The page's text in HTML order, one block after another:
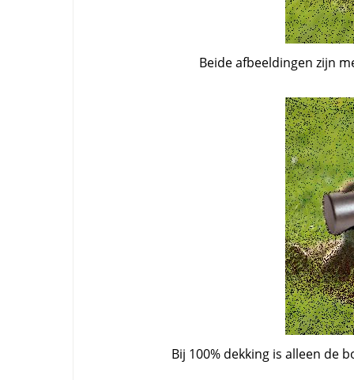
Beide afbeeldingen zijn
Bij 100% dekking is alleen de